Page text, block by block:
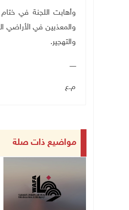
وأهابت اللجنة في
والمعذبين في الأراضي
والتهجير.
ــــــ
م.ع
مواضيع ذات صلة